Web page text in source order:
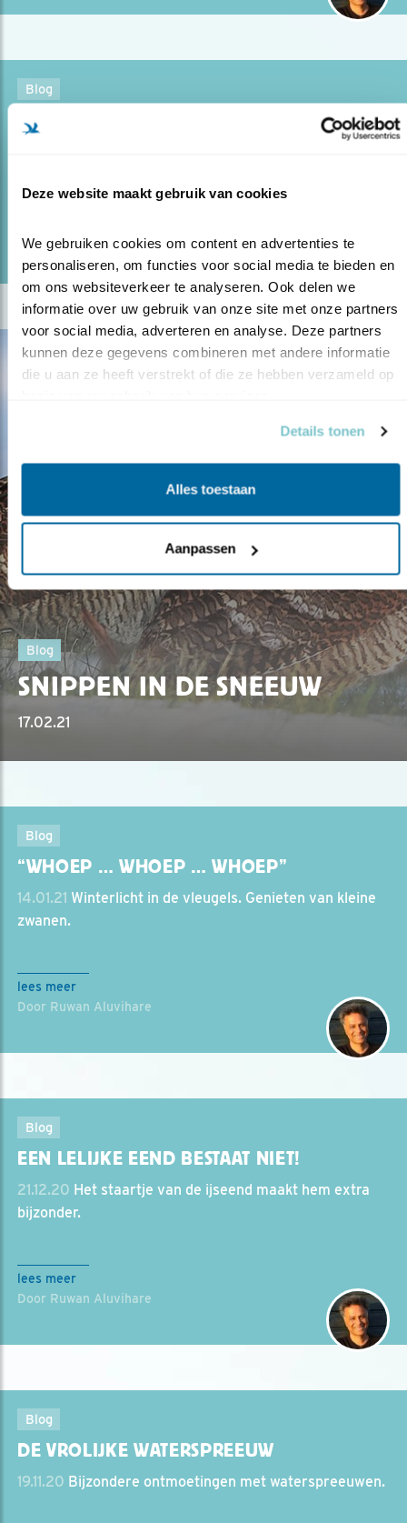
Deze website maakt gebruik van cookies
We gebruiken cookies om content en advertenties te
personaliseren, om functies voor social media te bieden en
om ons websiteverkeer te analyseren. Ook delen we
informatie over uw gebruik van onze site met onze partners
voor social media, adverteren en analyse. Deze partners
kunnen deze gegevens combineren met andere informatie
die u aan ze heeft verstrekt of die ze hebben verzameld op
Details tonen
Alles toestaan
Aanpassen
Blog
STATIG STAPPENDE KRAANVOGELS
Door Ruwan Aluvihare
Blog
SNIPPEN IN DE SNEEUW
17.02.21
Blog
“WHOEP … WHOEP … WHOEP”
14.01.21 Winterlicht in de vleugels. Genieten van kleine
zwanen.
lees meer
Door Ruwan Aluvihare
Blog
EEN LELIJKE EEND BESTAAT NIET!
21.12.20 Het staartje van de ijseend maakt hem extra
bijzonder.
lees meer
Door Ruwan Aluvihare
Blog
DE VROLIJKE WATERSPREEUW
19.11.20 Bijzondere ontmoetingen met waterspreeuwen.